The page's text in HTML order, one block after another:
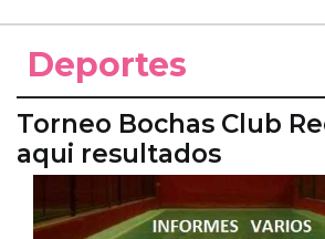
Deportes
Torneo Bochas Club
aqui resultados